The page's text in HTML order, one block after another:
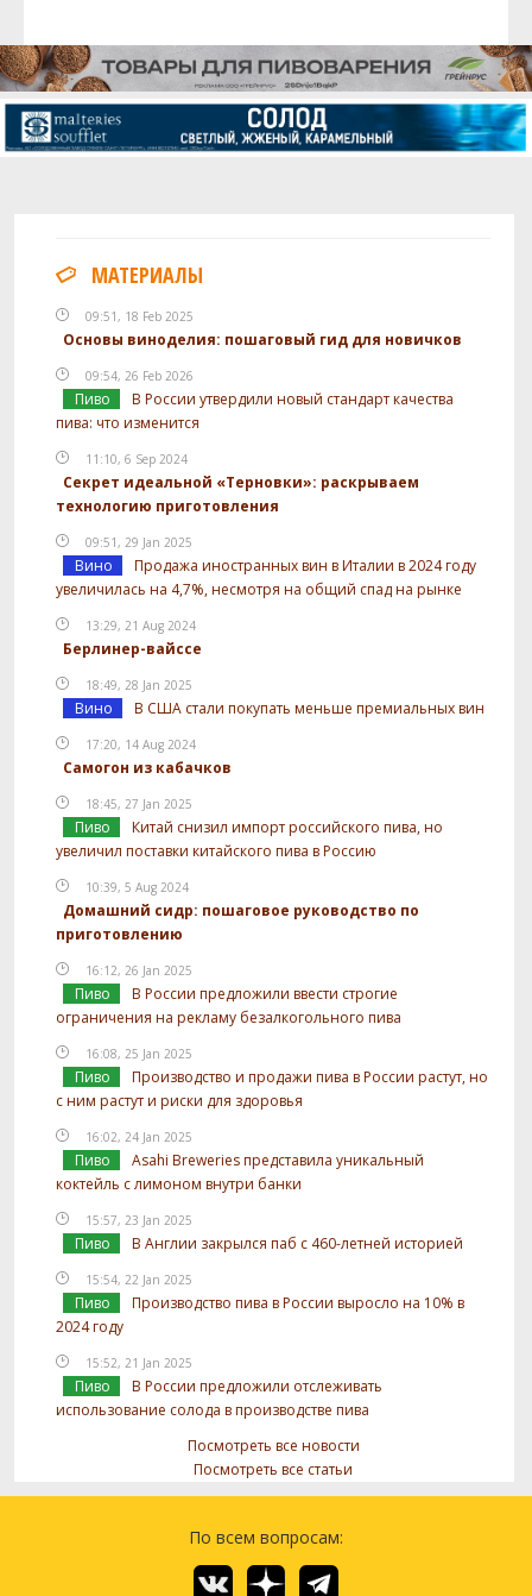
МАТЕРИАЛЫ
09:51, 18 Feb 2025
Основы виноделия: пошаговый гид для новичков
09:54, 26 Feb 2026
Пиво
В России утвердили новый стандарт качества
пива: что изменится
11:10, 6 Sep 2024
Секрет идеальной «Терновки»: раскрываем
технологию приготовления
09:51, 29 Jan 2025
Вино
Продажа иностранных вин в Италии в 2024 году
увеличилась на 4,7%, несмотря на общий спад на рынке
13:29, 21 Aug 2024
Берлинер-вайссе
18:49, 28 Jan 2025
Вино В США стали покупать меньше премиальных вин
17:20, 14 Aug 2024
Самогон из кабачков
18:45, 27 Jan 2025
Пиво
Китай снизил импорт российского пива, но
увеличил поставки китайского пива в Россию
10:39, 5 Aug 2024
Домашний сидр: пошаговое руководство по
приготовлению
16:12, 26 Jan 2025
Пиво
В России предложили ввести строгие
ограничения на рекламу безалкогольного пива
16:08, 25 Jan 2025
Пиво
Производство и продажи пива в России растут, но
с ним растут и риски для здоровья
16:02, 24 Jan 2025
Пиво
Asahi Breweries представила уникальный
коктейль с лимоном внутри банки
15:57, 23 Jan 2025
Пиво В Англии закрылся паб с 460-летней историей
15:54, 22 Jan 2025
Пиво
Производство пива в России выросло на 10% в
2024 году
15:52, 21 Jan 2025
Пиво
В России предложили отслеживать
использование солода в производстве пива
Посмотреть все новости
Посмотреть все статьи
По всем вопросам: